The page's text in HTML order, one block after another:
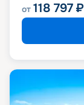
от 118 797 ₽